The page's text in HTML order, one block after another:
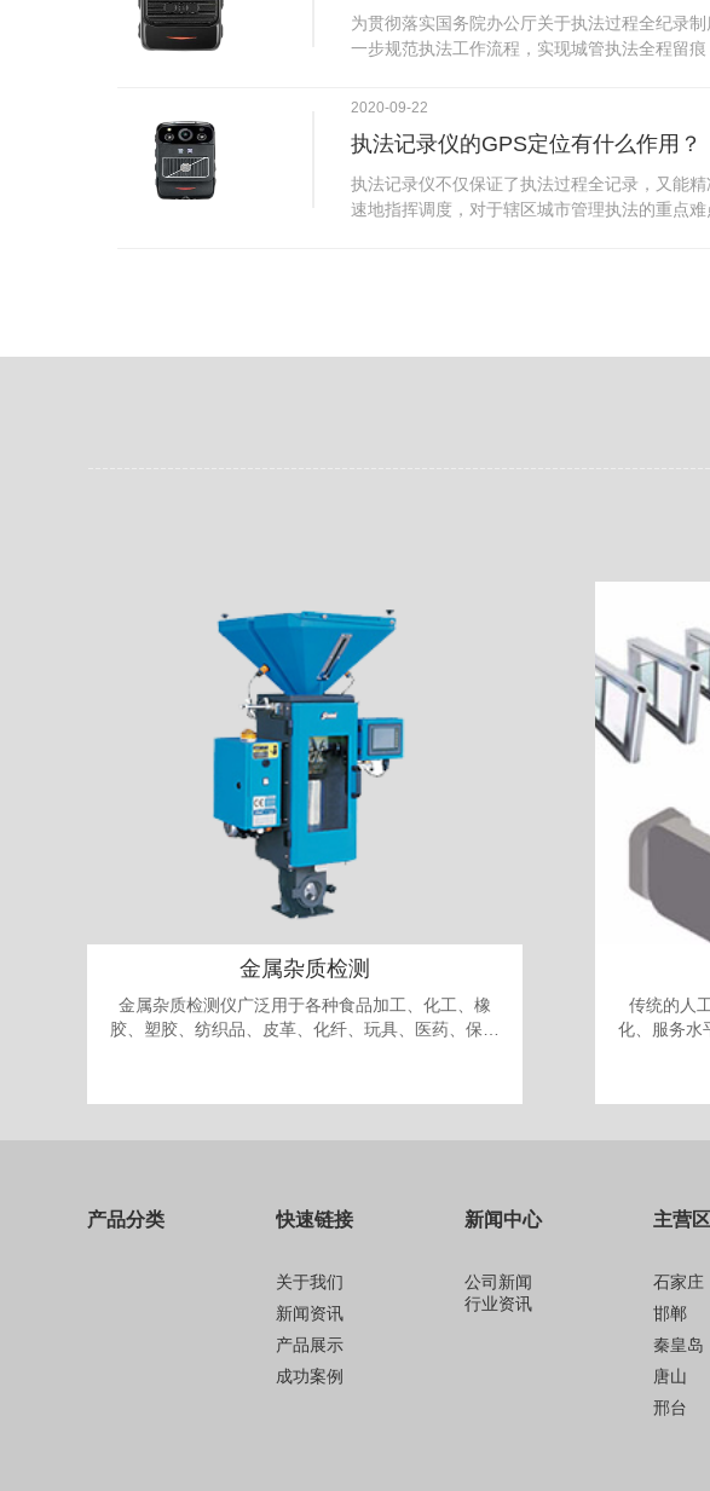
传的功能，如果碰到网络故障，可以从已经上
的部分开始继续上传下载未完成的部分，而没有
据和自动充电，方便执法人员下次直接使用，提
仪数据效率。执法仪数据采集站还具有强大的数
据，将统计结果以图表或者报表的形式呈现；设
有用户操作权限管理，自动将用户警员编号与执
为贯彻落实国务院办公厅关于执法过程全纪录
一步规范执法工作流程，实现城管执法全程留痕
手。执法记录仪是我们队员在路面执法的必备品
盾的发生。现在有了执法仪数据采集工作站，执
的担忧便得到有效的解决。每个采集工作站可支
执法记录仪设备同时上传数据，队员当天使用当
充电、校校时，做执法记录仪的贴心小"保姆"。
场资料，直戳了当的展示给行政相对人看，有
2020-09-22
执法记录仪的GPS定位有什么作用？
执法记录仪不仅保证了执法过程全记录，又能
速地指挥调度，对于辖区城市管理执法的重点难
在平台的电子地图上显示出设备的具体位置，
能，在实战中发挥着重要的作用，能广泛应用
安执法、卫生监督、城管执法、海关执法、路
金属杂质检测
金属杂质检测仪广泛用于各种食品加工、化工、橡
胶、塑胶、纺织品、皮革、化纤、玩具、医药、保健
传统的人
化、服务水
要求，进入
访客机管
构、公
产品分类 快速链接
关于我们
新闻资讯
产品展示
成功案例
新闻中心
公司新闻
行业资讯
主营
石家庄
邯郸
秦皇岛
唐山
邢台